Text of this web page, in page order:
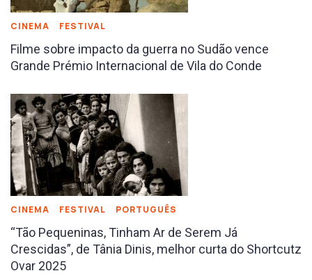
CINEMA FESTIVAL
Filme sobre impacto da guerra no Sudão vence
Grande Prémio Internacional de Vila do Conde
CINEMA FESTIVAL PORTUGUÊS
“Tão Pequeninas, Tinham Ar de Serem Já
Crescidas”, de Tânia Dinis, melhor curta do Shortcutz
Ovar 2025